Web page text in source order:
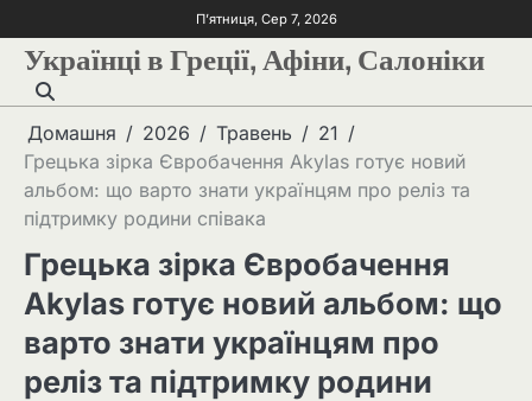
П’ятниця, Сер 7, 2026
Українці в Греції, Афіни, Салоніки
Домашня 2026 Травень
21
Грецька зірка Євробачення Akylas готує новий
альбом: що варто знати українцям про реліз та
підтримку родини співака
Грецька зірка Євробачення
Akylas готує новий альбом: що
варто знати українцям про
реліз та підтримку родини